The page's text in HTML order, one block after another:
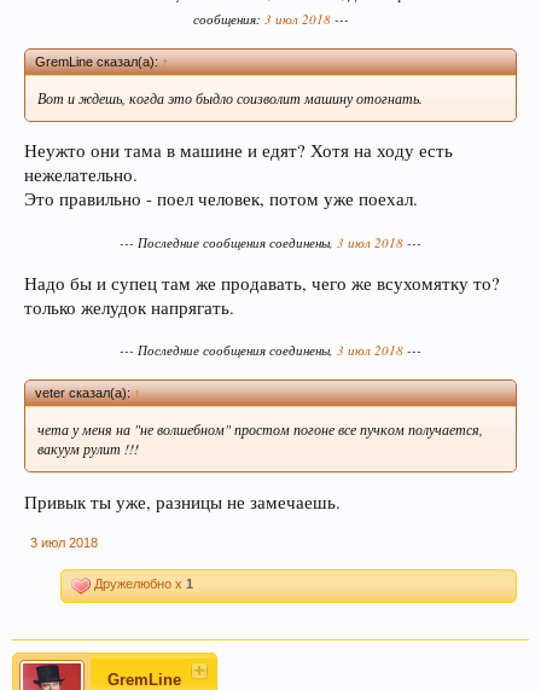
сообщения: 3 июл 2018---
GremLine сказал(а):↑
Вот и ждешь, когда это быдло соизволит машину отогнать.
Неужто они тама в машине и едят? Хотя на ходу есть
нежелательно.
Это правильно - поел человек, потом уже поехал.
--- Последние сообщения соединены, 3 июл 2018 ---
Надо бы и супец там же продавать, чего же всухомятку то?
только желудок напрягать.
--- Последние сообщения соединены, 3 июл 2018 ---
veter сказал(а):↑
чета у меня на "не волшебном" простом погоне все пучком получается,
вакуум рулит !!!
Привык ты уже, разницы не замечаешь.
3 июл 2018
Дружелюбно x 1
GremLine